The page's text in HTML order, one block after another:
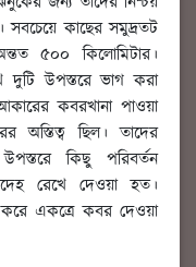
সবচেয়ে কাছের সমুদ্রতট
৫০০ কিলোমিটার।
দুটি উপস্তরে ভাগ করা
কবরখানা পাওয়া
অস্তিত্ব ছিল। তাদের
কিছু পরিবর্তন
রেখে দেওয়া হত।
একত্রে কবর দেওয়া